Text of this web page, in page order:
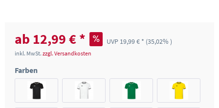
ab 12,99 € * UVP 19,99 € * (35,02% )
inkl. MwSt. zzgl. Versandkosten
Farben